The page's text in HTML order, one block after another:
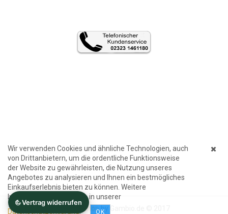
Wir verwenden Cookies und ähnliche Technologien, auch
von Drittanbietern, um die ordentliche Funktionsweise
der Website zu gewährleisten, die Nutzung unseres
Angebotes zu analysieren und Ihnen ein bestmögliches
Einkaufserlebnis bieten zu können. Weitere
Informationen finden Sie in unserer
Datenschutzerklärung. OK
Internetshopby Gambio.de © 2017